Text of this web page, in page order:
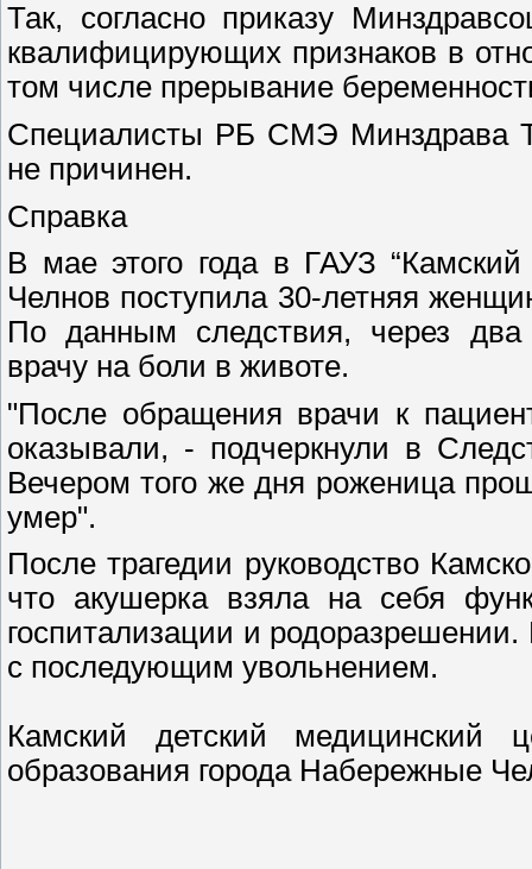
Так, согласно приказу
квалифицирующих признаков в
том числе прерывание
Специалисты РБ СМЭ Минздрава
не причинен.
Справка
В мае этого года в ГАУЗ
Челнов поступила 30-летняя
По данным следствия, через
врачу на боли в животе.
"После обращения врачи к
оказывали, - подчеркнули в
Вечером того же дня роженица
умер".
После трагедии руководство
что акушерка взяла на себя
госпитализации и
с последующим увольнением.
Камский детский
образования города Набережные